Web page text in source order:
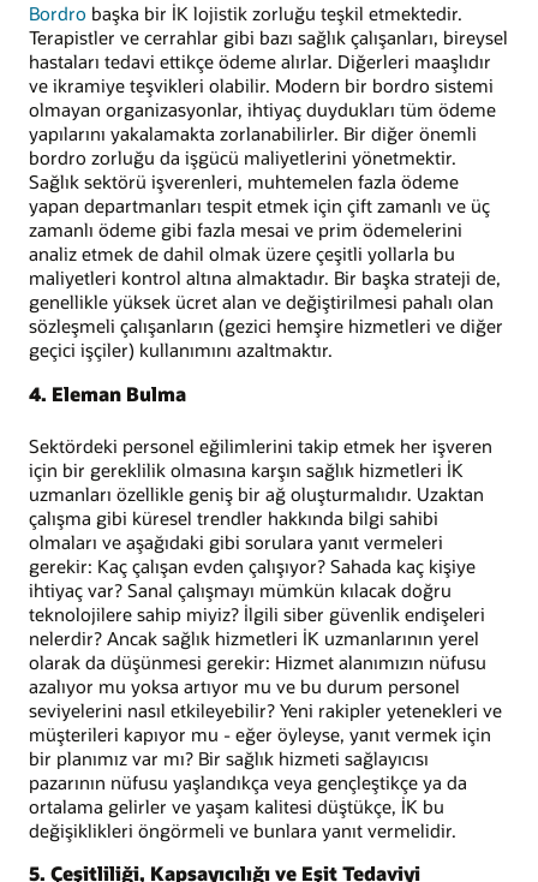
Bordro başka bir İK lojistik zorluğu teşkil etmektedir.
Terapistler ve cerrahlar gibi bazı sağlık çalışanları, bireysel
hastaları tedavi ettikçe ödeme alırlar. Diğerleri maaşlıdır
ve ikramiye teşvikleri olabilir. Modern bir bordro sistemi
olmayan organizasyonlar, ihtiyaç duydukları tüm ödeme
yapılarını yakalamakta zorlanabilirler. Bir diğer önemli
bordro zorluğu da işgücü maliyetlerini yönetmektir.
Sağlık sektörü işverenleri, muhtemelen fazla ödeme
yapan departmanları tespit etmek için çift zamanlı ve üç
zamanlı ödeme gibi fazla mesai ve prim ödemelerini
analiz etmek de dahil olmak üzere çeşitli yollarla bu
maliyetleri kontrol altına almaktadır. Bir başka strateji de,
genellikle yüksek ücret alan ve değiştirilmesi pahalı olan
sözleşmeli çalışanların (gezici hemşire hizmetleri ve diğer
geçici işçiler) kullanımını azaltmaktır.
4. Eleman Bulma
Sektördeki personel eğilimlerini takip etmek her işveren
için bir gereklilik olmasına karşın sağlık hizmetleri İK
uzmanları özellikle geniş bir ağ oluşturmalıdır. Uzaktan
çalışma gibi küresel trendler hakkında bilgi sahibi
olmaları ve aşağıdaki gibi sorulara yanıt vermeleri
gerekir: Kaç çalışan evden çalışıyor? Sahada kaç kişiye
ihtiyaç var? Sanal çalışmayı mümkün kılacak doğru
teknolojilere sahip miyiz? İlgili siber güvenlik endişeleri
nelerdir? Ancak sağlık hizmetleri İK uzmanlarının yerel
olarak da düşünmesi gerekir: Hizmet alanımızın nüfusu
azalıyor mu yoksa artıyor mu ve bu durum personel
seviyelerini nasıl etkileyebilir? Yeni rakipler yetenekleri ve
müşterileri kapıyor mu - eğer öyleyse, yanıt vermek için
bir planımız var mı? Bir sağlık hizmeti sağlayıcısı
pazarının nüfusu yaşlandıkça veya gençleştikçe ya da
ortalama gelirler ve yaşam kalitesi düştükçe, İK bu
değişiklikleri öngörmeli ve bunlara yanıt vermelidir.
5. Çeşitliliği, Kapsayıcılığı ve Eşit Tedaviyi